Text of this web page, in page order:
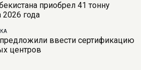
приобрел 41 тонну
2026 года
предложили ввести сертификацию
центров